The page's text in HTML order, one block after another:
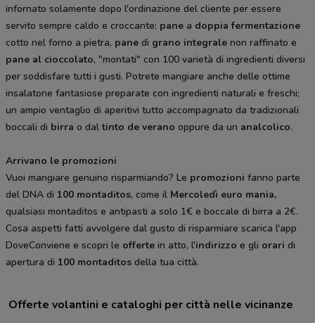
infornato solamente dopo l'ordinazione del cliente per essere
servito sempre caldo e croccante: pane a doppia fermentazione
cotto nel forno a pietra, pane di grano integrale non raffinato e
pane al cioccolato, "montati" con 100 varietà di ingredienti diversi
per soddisfare tutti i gusti. Potrete mangiare anche delle ottime
insalatone fantasiose preparate con ingredienti naturali e freschi;
un ampio ventaglio di aperitivi tutto accompagnato da tradizionali
boccali di birra o daltinto de verano oppure da un analcolico.
Arrivano le promozioni
Vuoi mangiare genuino risparmiando? Le promozioni fanno parte
del DNA di 100 montaditos, come il Mercoledì euro mania,
qualsiasi montaditos e antipasti a solo 1€ e boccale di birra a 2€.
Cosa aspetti fatti avvolgere dal gusto di risparmiare scarica l'app
DoveConviene e scopri le offerte in atto, l'indirizzo e gli orari di
apertura di 100 montaditos della tua città.
Offerte volantini e cataloghi per città nelle vicinanze